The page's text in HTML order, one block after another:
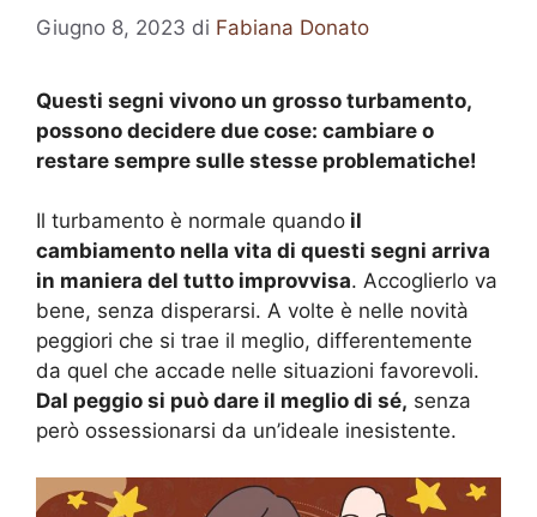
Giugno 8, 2023 di Fabiana Donato
Questi segni vivono un grosso turbamento,
possono decidere due cose: cambiare o
restare sempre sulle stesse problematiche!
Il turbamento è normale quando il
cambiamento nella vita di questi segni arriva
in maniera del tutto improvvisa. Accoglierlo va
bene, senza disperarsi. A volte è nelle novità
peggiori che si trae il meglio, differentemente
da quel che accade nelle situazioni favorevoli.
Dal peggio si può dare il meglio di sé, senza
però ossessionarsi da un’ideale inesistente.